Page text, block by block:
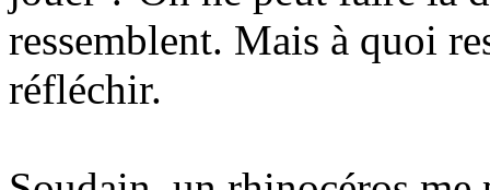
ressemblent. Mais à quoi
réfléchir.